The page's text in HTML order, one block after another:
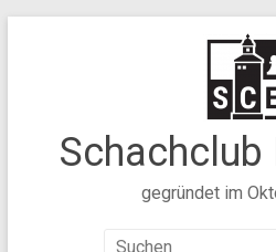
Schachclub
gegründet im